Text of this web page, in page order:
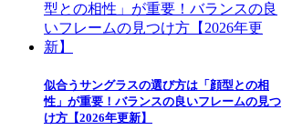
似合うサングラスの選び方は「顔型との相
性」が重要！バランスの良いフレームの見つ
け方【2026年更新】